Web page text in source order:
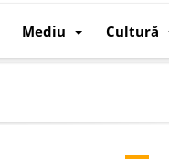
Mediu Cultură